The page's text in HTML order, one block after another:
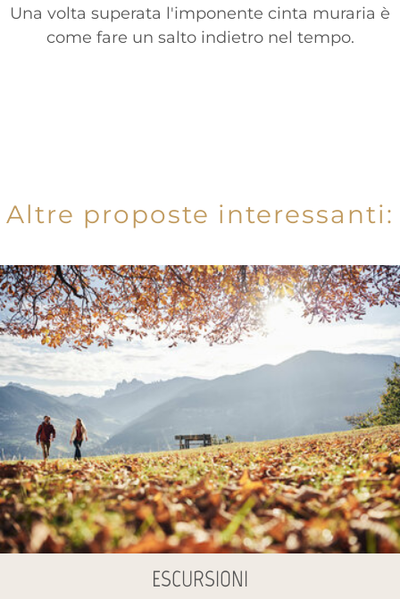
Una volta superata l'imponente cinta muraria è
come fare un salto indietro nel tempo.
Altre proposte interessanti:
ESCURSIONI